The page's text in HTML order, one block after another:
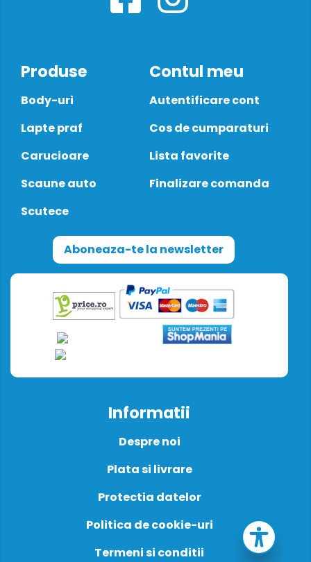
Produse
Body-uri
Lapte praf
Carucioare
Scaune auto
Scutece
Contul meu
Autentificare cont
Cos de cumparaturi
Lista favorite
Finalizare comanda
Aboneaza-te la newsletter
Informatii
Despre noi
Plata si livrare
Protectia datelor
Politica de cookie-uri
Termeni si conditii